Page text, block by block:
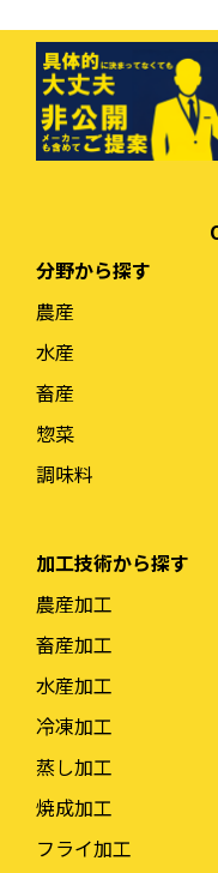
分野から探す
農産
水産
畜産
惣菜
調味料
加工技術から探す
農産加工
畜産加工
水産加工
冷凍加工
蒸し加工
焼成加工
フライ加工